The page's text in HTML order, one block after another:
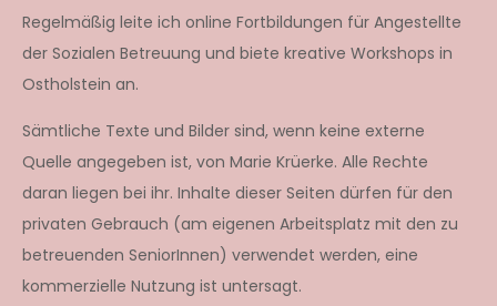
Regelmäßig leite ich online Fortbildungen für Angestellte
der Sozialen Betreuung und biete kreative Workshops in
Ostholstein an.
Sämtliche Texte und Bilder sind, wenn keine externe
Quelle angegeben ist, von Marie Krüerke. Alle Rechte
daran liegen bei ihr. Inhalte dieser Seiten dürfen für den
privaten Gebrauch (am eigenen Arbeitsplatz mit den zu
betreuenden SeniorInnen) verwendet werden, eine
kommerzielle Nutzung ist untersagt.